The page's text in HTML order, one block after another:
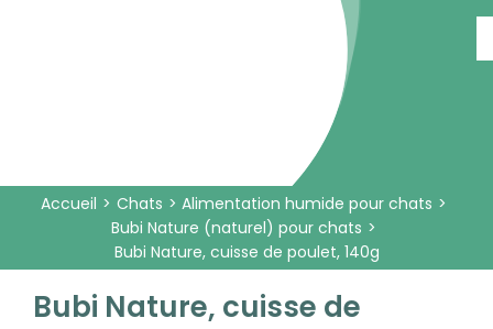
Accueil Chats
Alimentation humide pour chats
Bubi Nature (naturel) pour chats
Bubi Nature, cuisse de poulet, 140g
Bubi Nature, cuisse de